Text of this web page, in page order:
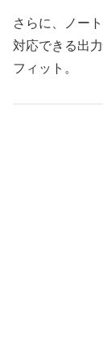
さらに、ノー
対応できる出力
フィット。